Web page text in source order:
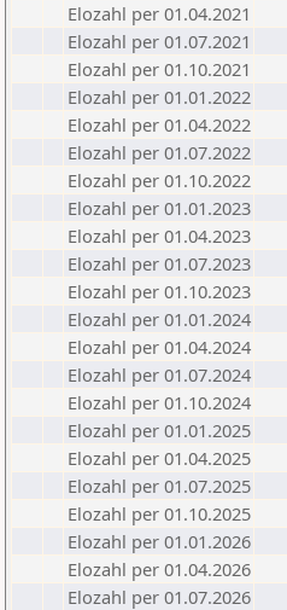
Elozahl per 01.04.2021
Elozahl per 01.07.2021
Elozahl per 01.10.2021
Elozahl per 01.01.2022
Elozahl per 01.04.2022
Elozahl per 01.07.2022
Elozahl per 01.10.2022
Elozahl per 01.01.2023
Elozahl per 01.04.2023
Elozahl per 01.07.2023
Elozahl per 01.10.2023
Elozahl per 01.01.2024
Elozahl per 01.04.2024
Elozahl per 01.07.2024
Elozahl per 01.10.2024
Elozahl per 01.01.2025
Elozahl per 01.04.2025
Elozahl per 01.07.2025
Elozahl per 01.10.2025
Elozahl per 01.01.2026
Elozahl per 01.04.2026
Elozahl per 01.07.2026